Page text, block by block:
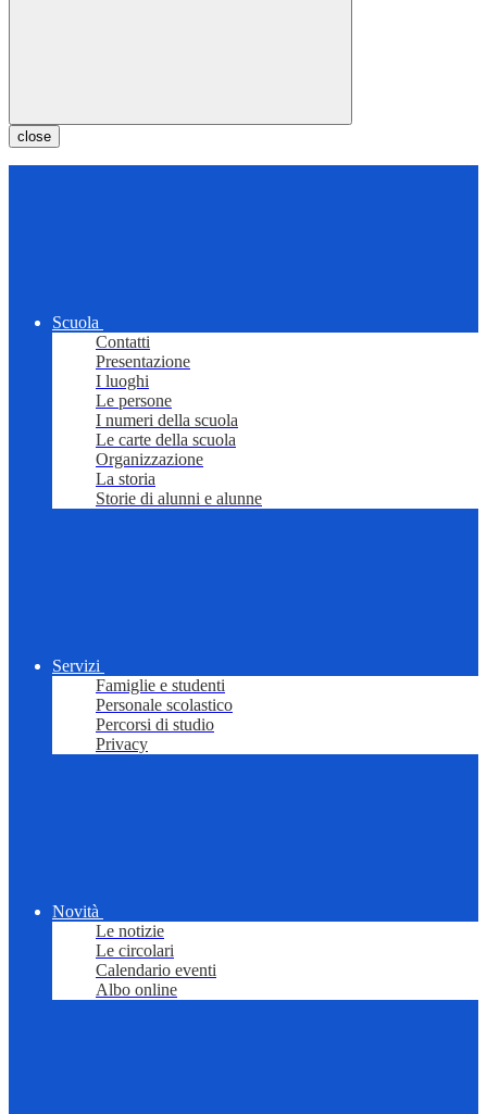
close
Scuola
Contatti
Presentazione
I luoghi
Le persone
I numeri della scuola
Le carte della scuola
Organizzazione
La storia
Storie di alunni e alunne
Servizi
Famiglie e studenti
Personale scolastico
Percorsi di studio
Privacy
Novità
Le notizie
Le circolari
Calendario eventi
Albo online